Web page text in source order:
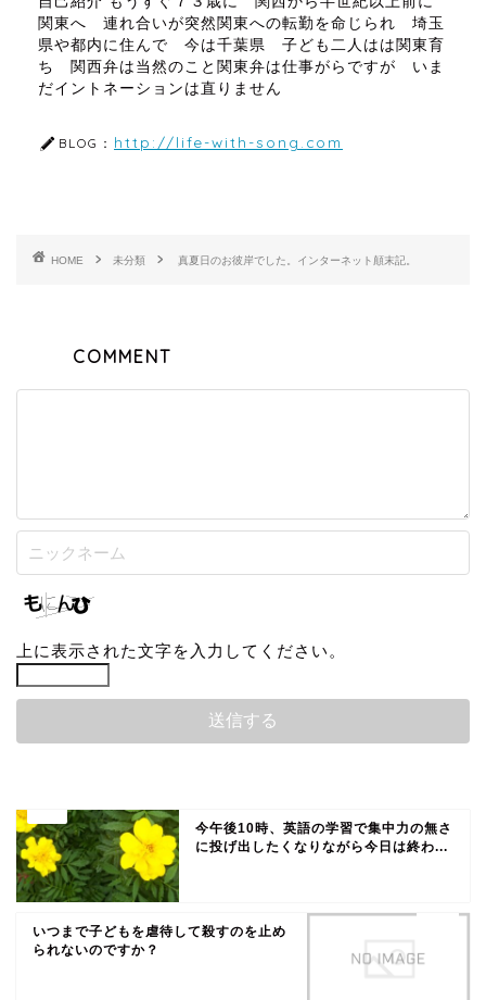
関東へ 連れ合いが突然関東への転勤を命じられ 埼玉
県や都内に住んで 今は千葉県 子ども二人はは関東育
ち 関西弁は当然のこと関東弁は仕事がらですが いま
だイントネーションは直りません
BLOG： http://life-with-song.com
HOME 未分類 真夏日のお彼岸でした。インターネット顛末記。
COMMENT
上に表示された文字を入力してください。
今午後10時、英語の学習で集中力の無さ
に投げ出したくなりながら今日は終わ...
いつまで子どもを虐待して殺すのを止め
られないのですか？